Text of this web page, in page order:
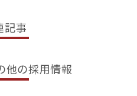
公表するとともに、当社
記事
の採用情報